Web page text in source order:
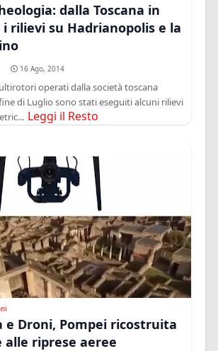
dalla Toscana in
rilievi su Hadrianopolis e la
16 Ago, 2014
operati dalla società toscana
di Luglio sono stati eseguiti alcuni rilievi
Leggi il Resto
e Droni, Pompei ricostruita
alle riprese aeree